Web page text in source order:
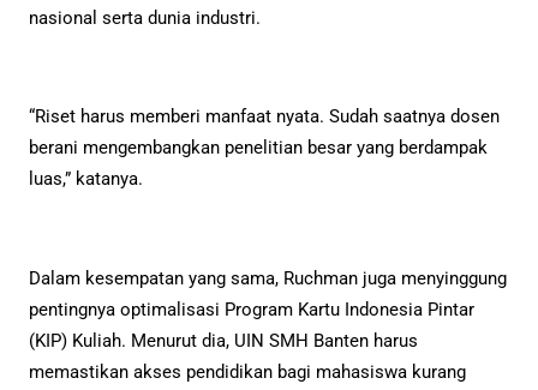
nasional serta dunia industri.
“Riset harus memberi manfaat nyata. Sudah saatnya dosen
berani mengembangkan penelitian besar yang berdampak
luas,” katanya.
Dalam kesempatan yang sama, Ruchman juga menyinggung
pentingnya optimalisasi Program Kartu Indonesia Pintar
(KIP) Kuliah. Menurut dia, UIN SMH Banten harus
memastikan akses pendidikan bagi mahasiswa kurang